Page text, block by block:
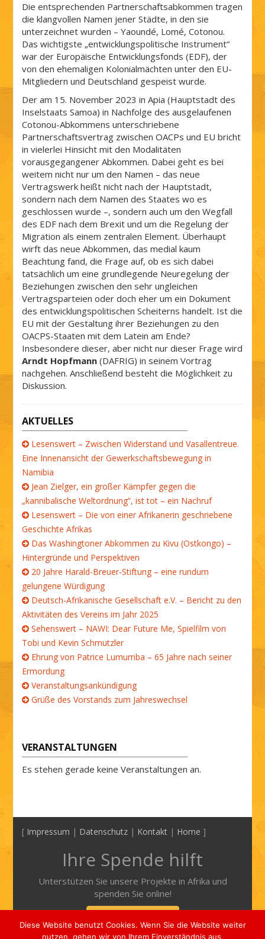
Die entsprechenden Partnerschaftsabkommen tragen
die klangvollen Namen jener Städte, in den sie
unterzeichnet wurden – Yaoundé, Lomé, Cotonou.
Das wichtigste „entwicklungspolitische Instrument“
war der Europäische Entwicklungsfonds (EDF), der
von den ehemaligen Kolonialmächten unter den EU-
Mitgliedern und Deutschland gespeist wurde.
Der am 15. November 2023 in Apia (Hauptstadt des
Inselstaats Samoa) in Nachfolge des ausgelaufenen
Cotonou-Abkommens unterschriebene
Partnerschaftsvertrag zwischen OACPs und EU bricht
in vielerlei Hinsicht mit den Modalitäten
vorausgegangener Abkommen. Dabei geht es bei
weitem nicht nur um den Namen – das neue
Vertragswerk heißt nicht nach der Hauptstadt,
sondern nach dem Namen des Staates wo es
geschlossen wurde –, sondern auch um den Wegfall
des EDF nach dem Brexit und um die Regelung der
Migration als einem zentralen Element. Überhaupt
wirft das neue Abkommen, das medial kaum
Beachtung fand, die Frage auf, ob es sich dabei
tatsächlich um eine grundlegende Neuregelung der
Beziehungen zwischen den sehr ungleichen
Vertragsparteien oder doch eher um ein Dokument
des entwicklungspolitischen Scheiterns handelt. Ist die
EU mit der Gestaltung ihrer Beziehungen zu den
OACPS-Staaten mit dem Latein am Ende?
Insbesondere dieser, aber nicht nur dieser Frage wird
Arndt Hopfmann (DAFRIG) in seinem Vortrag
nachgehen. Anschließend besteht die Möglichkeit zu
Diskussion.
AKTUELLES
Lesenswert – Zwischen Widerstand und Vasallentreue.
Eine Innenansicht der Gewerkschaftsbewegung in
Namibia
Jean Zielger, ein großer Kämpfer gegen die
„kannibalische Weltordnung“, ist tot – ein Nachruf
Lesenswert – Die von einer Afrikanerin geschriebene
Geschichte Afrikas
Das Washingtoner Abkommen zu Kivu (Ostkongo) –
Hintergründe und Perspektiven
20 Jahre Harald-Breuer-Stiftung – eine rundum
gelungene Würdigung
Deutsch-Afrikanische Gesellschaft e.V. – Bericht zu den
Aktivitäten des Vereins im Jahr 2025
Sehenswert – NAWI: Dear Future Me, Spielfilm von
Tobi und Kevin Schmutzler
Ehrung von Patrice Lumumba – 65 Jahre nach seiner
Ermordung
Veranstaltungsankündigung
Grüße des Vorstands zum Jahreswechsel
VERANSTALTUNGEN
Es stehen gerade keine Veranstaltungen an.
[ Impressum | Datenschutz | Kontakt | Home ]
Ihre Spende hilft
Unterstützen Sie unsere Projekte in Afrika und
spenden Sie online!
Diese Website benutzt Cookies. Wenn Sie die Website weiter
nutzen, gehen wir von Ihrem Einverständnis aus.